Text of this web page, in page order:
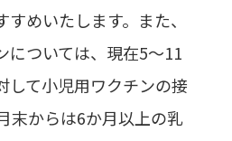
めいたします。また、
については、現在5～11
して小児用ワクチンの接
末からは6か月以上の乳